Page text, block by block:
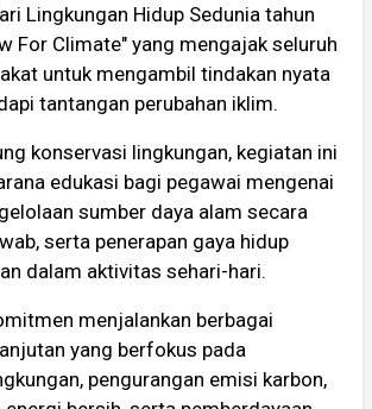
Lingkungan Hidup Sedunia tahun
For Climate" yang mengajak seluruh
untuk mengambil tindakan nyata
tantangan perubahan iklim.
konservasi lingkungan, kegiatan ini
edukasi bagi pegawai mengenai
sumber daya alam secara
serta penerapan gaya hidup
dalam aktivitas sehari-hari.
menjalankan berbagai
yang berfokus pada
pengurangan emisi karbon,